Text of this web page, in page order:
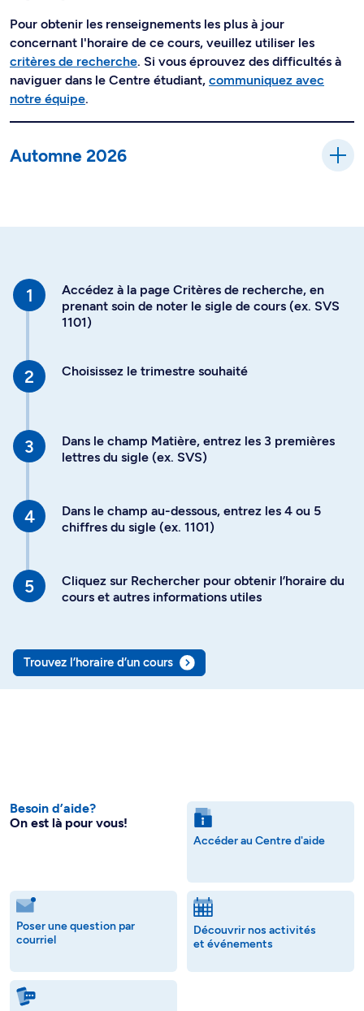
Pour obtenir les renseignements les plus à jour
concernant l'horaire de ce cours, veuillez utiliser les
critères de recherche. Si vous éprouvez des difficultés à
naviguer dans le Centre étudiant, communiquez avec
notre équipe.
Automne 2026
Accédez à la page Critères de recherche, en
prenant soin de noter le sigle de cours (ex. SVS
1101)
Choisissez le trimestre souhaité
Dans le champ Matière, entrez les 3 premières
lettres du sigle (ex. SVS)
Dans le champ au-dessous, entrez les 4 ou 5
chiffres du sigle (ex. 1101)
Cliquez sur Rechercher pour obtenir l’horaire du
cours et autres informations utiles
Trouvez l’horaire d’un cours
Besoin d’aide?
On est là pour vous!
Accéder au Centre d'aide
Poser une question par
courriel
Découvrir nos activités
et événements